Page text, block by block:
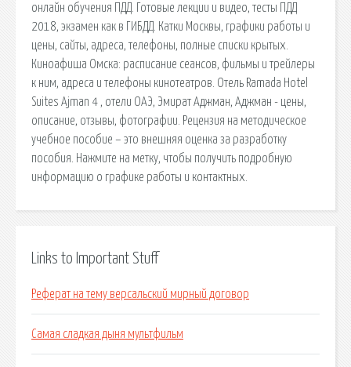
онлайн обучения ПДД. Готовые лекции и видео, тесты ПДД
2018, экзамен как в ГИБДД. Катки Москвы, графики работы и
цены, сайты, адреса, телефоны, полные списки крытых.
Киноафиша Омска: расписание сеансов, фильмы и трейлеры
к ним, адреса и телефоны кинотеатров. Отель Ramada Hotel
Suites Ajman 4 , отели ОАЭ, Эмират Аджман, Аджман - цены,
описание, отзывы, фотографии. Рецензия на методическое
учебное пособие – это внешняя оценка за разработку
пособия. Нажмите на метку, чтобы получить подробную
информацию о графике работы и контактных.
Links to Important Stuff
Реферат на тему версальский мирный договор
Самая сладкая дыня мультфильм